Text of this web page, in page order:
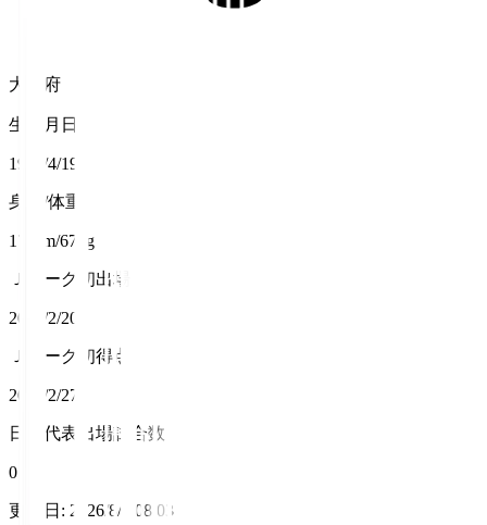
大阪府
生年月日
1999/4/19
身長/体重
173cm/67kg
Ｊリーグ初出場
2022/2/20
Ｊリーグ初得点
2022/2/27
日本代表出場試合数
0
更新日 : 2026/8/6 08:03